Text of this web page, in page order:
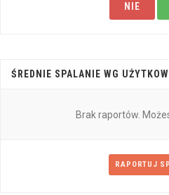
NIE
ŚREDNIE SPALANIE WG
Brak raportów.
RAPORTUJ